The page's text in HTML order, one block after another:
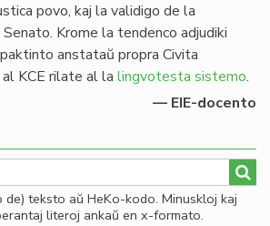
povo, kaj la validigo de la
Krome la tendenco adjudiki
anstataŭ propra Civita
KCE rilate al la lingvotesta sistemo.
— EIE-docento
teksto aŭ HeKo-kodo. Minuskloj kaj
literoj ankaŭ en x-formato.